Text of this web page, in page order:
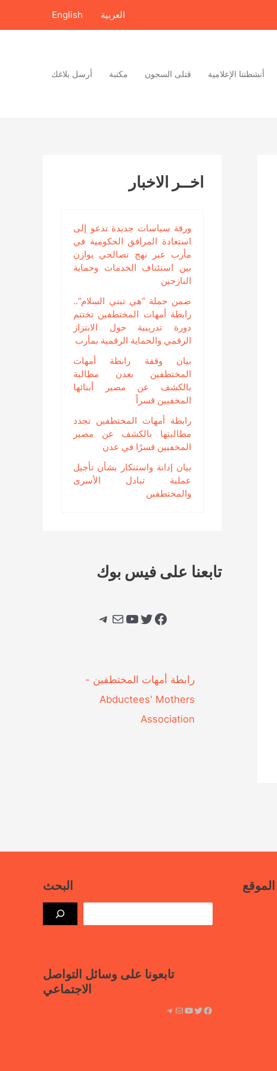
العربية English
أنشطتنا الإعلامية قتلى السجون مكتبة أرسل بلاغك
اخــر الاخبار
ورقة سياسات جديدة تدعو إلى
استعادة المرافق الحكومية في
مأرب عبر نهج تصالحي يوازن
بين استئناف الخدمات وحماية
النازحين
ضمن حملة “هي تبني السلام”..
رابطة أمهات المختطفين تختتم
دورة تدريبية حول الابتزاز
الرقمي والحماية الرقمية بمأرب
بيان وقفة رابطة أمهات
المختطفين بعدن مطالبة
بالكشف عن مصير أبنائها
المخفيين قسراً
رابطة أمهات المختطفين تجدد
مطالبتها بالكشف عن مصير
المخفيين قسرًا في عدن
بيان إدانة واستنكار بشأن تأجيل
عملية تبادل الأسرى
والمختطفين
تابعنا على فيس بوك
فيسبوك تويتر يوتيوببريد تيليجرام
‎رابطة أمهات المختطفين -
Abductees' Mothers
Association‎
البحث
تابعونا على وسائل التواصل
الاجتماعي
فيسبوك تويتر يوتيوب بريد تيليجرام